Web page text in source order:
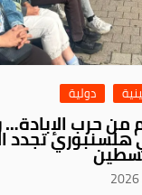
دولية
من حرب تجدد